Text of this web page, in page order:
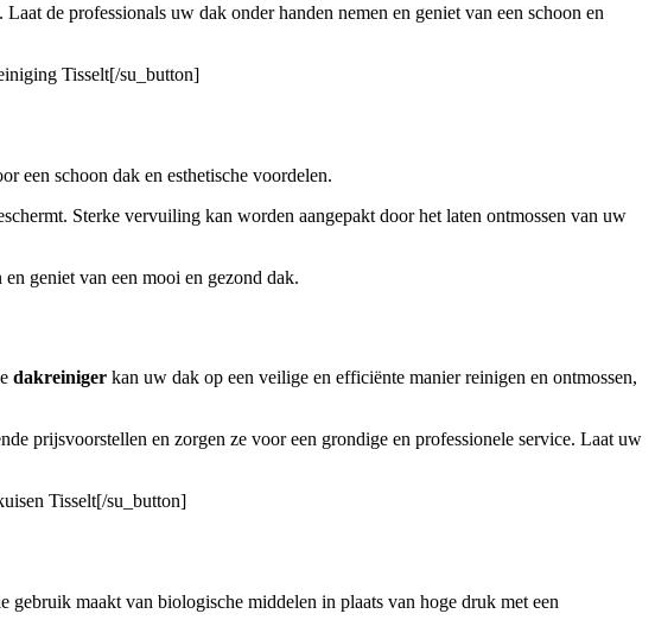
de professionals uw dak onder handen nemen en geniet van een schoon en
Tisselt[/su_button]
een schoon dak en esthetische voordelen.
Sterke vervuiling kan worden aangepakt door het laten ontmossen van uw
geniet van een mooi en gezond dak.
dakreiniger kan uw dak op een veilige en efficiënte manier reinigen en ontmossen,
prijsvoorstellen en zorgen ze voor een grondige en professionele service. Laat uw
Tisselt[/su_button]
maakt van biologische middelen in plaats van hoge druk met een